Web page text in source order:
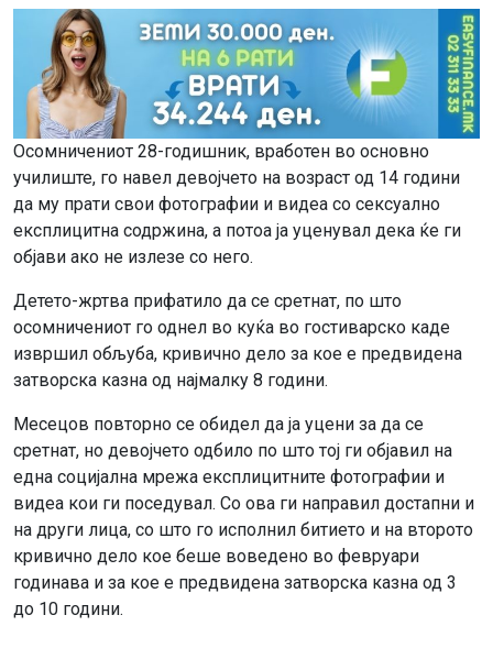
Осомничениот 28-годишник, вработен во основно
училиште, го навел девојчето на возраст од 14 години
да му прати свои фотографии и видеа со сексуално
експлицитна содржина, а потоа ја уценувал дека ќе ги
објави ако не излезе со него.
Детето-жртва прифатило да се сретнат, по што
осомничениот го однел во куќа во гостиварско каде
извршил обљуба, кривично дело за кое е предвидена
затворска казна од најмалку 8 години.
Месецов повторно се обидел да ја уцени за да се
сретнат, но девојчето одбило по што тој ги објавил на
една социјална мрежа експлицитните фотографии и
видеа кои ги поседувал. Со ова ги направил достапни и
на други лица, со што го исполнил битието и на второто
кривично дело кое беше воведено во февруари
годинава и за кое е предвидена затворска казна од 3
до 10 години.